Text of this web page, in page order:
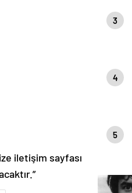
iletişim sayfası
3
4
5